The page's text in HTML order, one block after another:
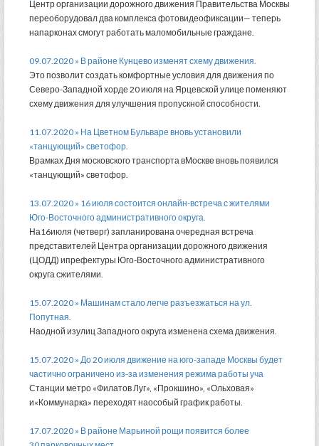
Центр организации дорожного движения Правительства Москвы
переоборудовал два комплекса фотовидеофиксации— теперь
напарконах смогут работать маломобильные граждане.
09.07.2020 » В районе Кунцево изменят схему движения.
Это позволит создать комфортные условия для движения по
Северо-Западной хорде 20 июля на Ярцевской улице поменяют
схему движения для улучшения пропускной способности.
11.07.2020 » На Цветном Бульваре вновь установили
«танцующий» светофор.
Врамках Дня московского транспорта вМоскве вновь появился
«танцующий» светофор.
13.07.2020 » 16 июля состоится онлайн-встреча с жителями
Юго-Восточного административного округа.
На16июля (четверг) запланирована очередная встреча
представителей Центра организации дорожного движения
(ЦОДД) ипрефектуры Юго-Восточного административного
округа сжителями.
15.07.2020 » Машинам стало легче разъезжаться на ул.
Попутная.
Наодной изулиц Западного округа изменена схема движения.
15.07.2020 » До 20 июля движение на юго-западе Москвы будет
частично ограничено из-за изменения режима работы уча
Станции метро «Филатов Луг», «Прокшино», «Ольховая»
и«Коммунарка» переходят наособый график работы.
17.07.2020 » В районе Марьиной рощи появится более